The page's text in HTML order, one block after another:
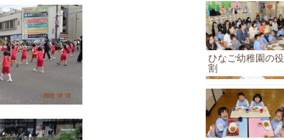
ひなご幼稚園の役
割